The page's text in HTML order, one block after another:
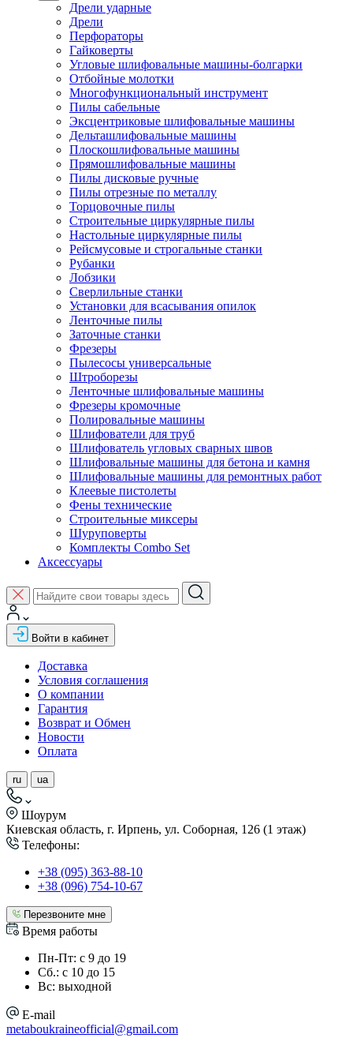
Дрели ударные
Дрели
Перфораторы
Гайковерты
Угловые шлифовальные машины-болгарки
Отбойные молотки
Многофункциональный инструмент
Пилы сабельные
Эксцентриковые шлифовальные машины
Дельташлифовальные машины
Плоскошлифовальные машины
Прямошлифовальные машины
Пилы дисковые ручные
Пилы отрезные по металлу
Торцовочные пилы
Строительные циркулярные пилы
Настольные циркулярные пилы
Рейсмусовые и строгальные станки
Рубанки
Лобзики
Сверлильные станки
Установки для всасывания опилок
Ленточные пилы
Заточные станки
Фрезеры
Пылесосы универсальные
Штроборезы
Ленточные шлифовальные машины
Фрезеры кромочные
Полировальные машины
Шлифователи для труб
Шлифователь угловых сварных швов
Шлифовальные машины для бетона и камня
Шлифовальные машины для ремонтных работ
Клеевые пистолеты
Фены технические
Строительные миксеры
Шуруповерты
Комплекты Combo Set
Аксессуары
Войти в кабинет
Доставка
Условия соглашения
О компании
Гарантия
Возврат и Обмен
Новости
Оплата
ru ua
Шоурум
Киевская область, г. Ирпень, ул. Соборная, 126 (1 этаж)
Телефоны:
+38 (095) 363-88-10
+38 (096) 754-10-67
Перезвоните мне
Время работы
Пн-Пт: с 9 до 19
Сб.: с 10 до 15
Вс: выходной
E-mail
metaboukraineofficial@gmail.com